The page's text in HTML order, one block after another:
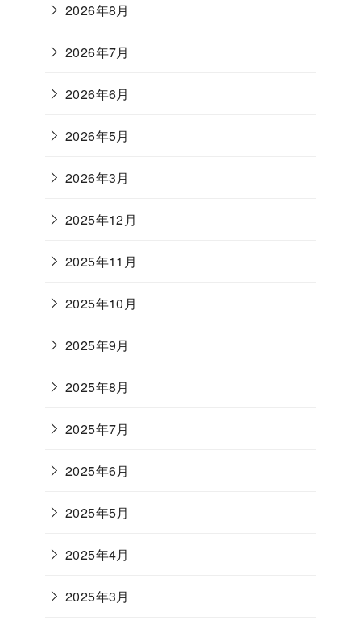
2026年8月
2026年7月
2026年6月
2026年5月
2026年3月
2025年12月
2025年11月
2025年10月
2025年9月
2025年8月
2025年7月
2025年6月
2025年5月
2025年4月
2025年3月